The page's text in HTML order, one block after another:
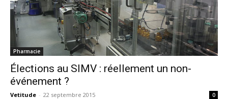
Pharmacie
Élections au SIMV : réellement un non-
événement ?
Vetitude - 22 septembre 2015 0